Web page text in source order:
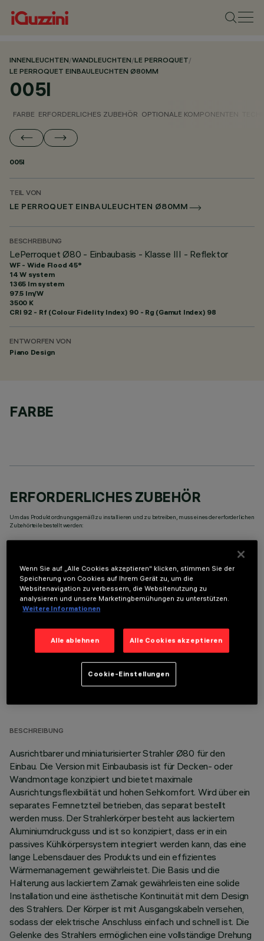
INNENLEUCHTEN/WANDLEUCHTEN/LE PERROQUET/
LE PERROQUET EINBAULEUCHTEN Ø80MM
005I
FARBE ERFORDERLICHES ZUBEHÖR OPTIONALE KOMPONENTEN
005I
TEIL VON
LE PERROQUET EINBAULEUCHTEN Ø80MM
BESCHREIBUNG
LePerroquet Ø80 - Einbaubasis - Klasse III - Reflektor
WF - Wide Flood 45°
14 W system
1365 lm system
97.5 lm/W
3500 K
CRI 92 - Rf (Colour Fidelity Index) 90 - Rg (Gamut Index) 98
ENTWORFEN VON
Piano Design
FARBE
ERFORDERLICHES ZUBEHÖR
Um das Produkt ordnungsgemäß zu installieren und zu betreiben, muss eines der erforderlichen
Zubehörteile bestellt werden:
OPTIONALE KOMPONENTEN
TECHNISCHE DATEN
BESCHREIBUNG
Ausrichtbarer und miniaturisierter Strahler Ø80 für den
Einbau. Die Version mit Einbaubasis ist für Decken- oder
Wandmontage konzipiert und bietet maximale
Ausrichtungsflexibilität und hohen Sehkomfort. Wird über ein
separates Fernnetzteil betrieben, das separat bestellt
werden muss. Der Strahlerkörper besteht aus lackiertem
Aluminiumdruckguss und ist so konzipiert, dass er in ein
passives Kühlkörpersystem integriert werden kann, das eine
lange Lebensdauer des Produkts und ein effizientes
Wärmemanagement gewährleistet. Die Basis und die
Halterung aus lackiertem Zamak gewährleisten eine solide
Installation und eine ästhetische Kontinuität mit dem Design
des Strahlers. Der Körper ist mit Ausgangskabeln versehen,
sodass der elektrische Anschluss einfach und schnell ist. Die
Gelenke des Strahlers ermöglichen eine vollständige Drehung
Wenn Sie auf „Alle Cookies akzeptieren“ klicken, stimmen Sie der
Speicherung von Cookies auf Ihrem Gerät zu, um die
Websitenavigation zu verbessern, die Websitenutzung zu
analysieren und unsere Marketingbemühungen zu unterstützen.
Weitere Informationen
Alle ablehnen Alle Cookies akzeptieren
Cookie-Einstellungen